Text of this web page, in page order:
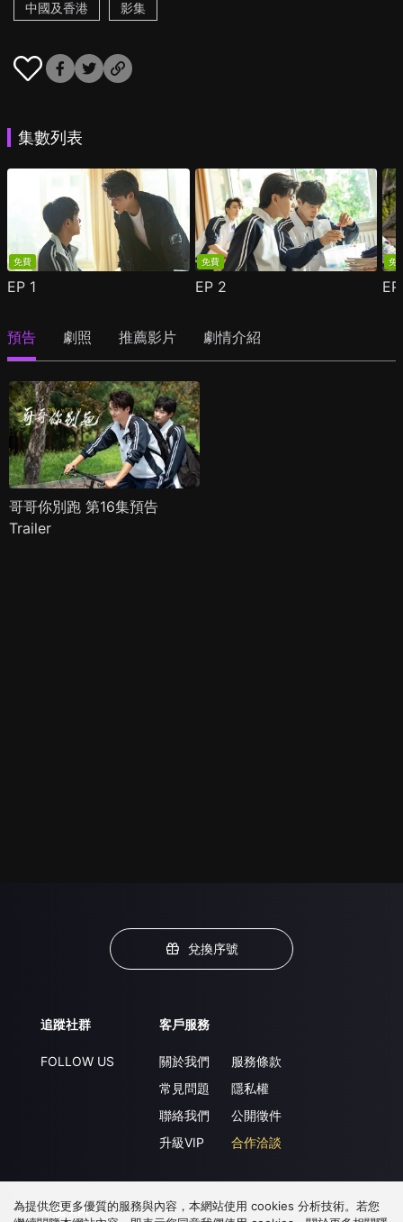
中國及香港 影集
集數列表
免費
EP 1
免費
EP 2
免
預告 劇照 推薦影片 劇情介紹
哥哥你別跑 第16集預告
Trailer
兌換序號
追蹤社群
FOLLOW US
客戶服務
關於我們
常見問題
聯絡我們
升級VIP
服務條款
隱私權
公開徵件
合作洽談
下載 APP
為提供您更多優質的服務與內容，本網站使用 cookies 分析技術。若您